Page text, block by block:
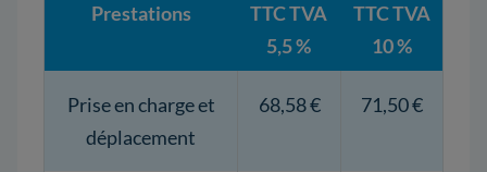
Prestations
TTC TVA
5,5 %
TTC TVA
10 %
Prise en charge et
déplacement
68,58 € 71,50 €